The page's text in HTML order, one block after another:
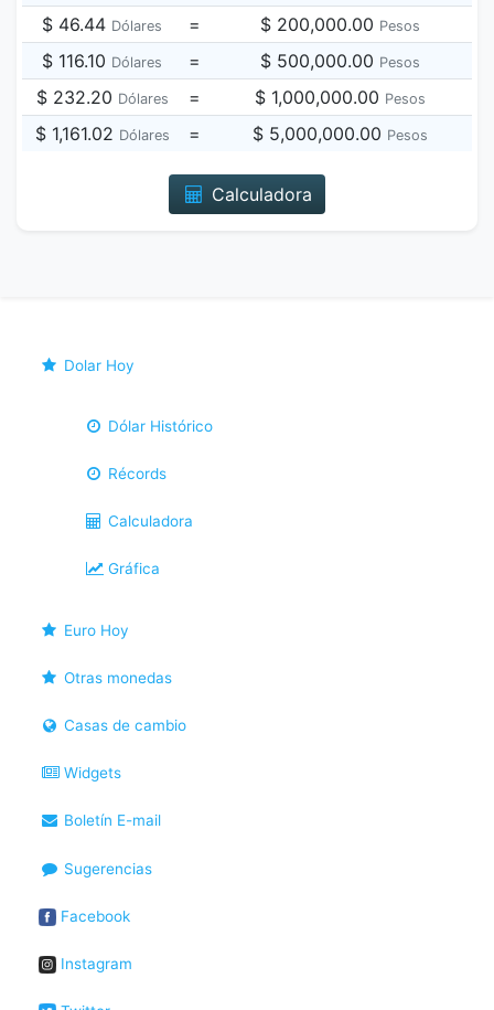
$ 46.44 Dólares = $ 200,000.00 Pesos
$ 116.10 Dólares = $ 500,000.00 Pesos
$ 232.20 Dólares = $ 1,000,000.00 Pesos
$ 1,161.02 Dólares = $ 5,000,000.00 Pesos
Calculadora
Dolar Hoy
Dólar Histórico
Récords
Calculadora
Gráfica
Euro Hoy
Otras monedas
Casas de cambio
Widgets
Boletín E-mail
Sugerencias
Facebook
Instagram